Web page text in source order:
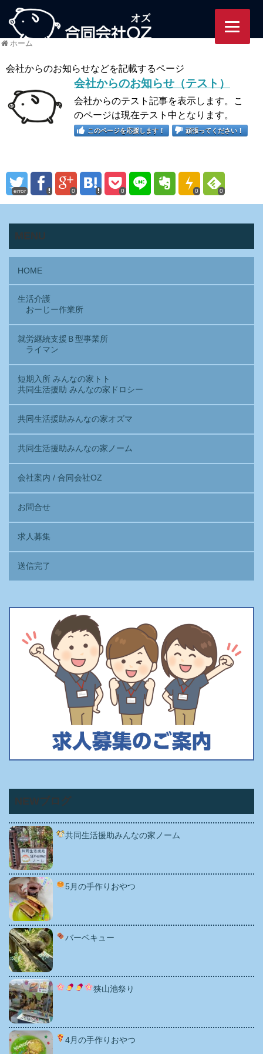
ホーム
会社からのお知らせなどを記載するページ
会社からのお知らせ（テスト）
会社からのテスト記事を表示します。こ
のページは現在テスト中となります。
このページを応援します！ 頑張ってください！
error 0 0 0 0
MENU
HOME
生活介護
おーじー作業所
就労継続支援Ｂ型事業所
ライマン
短期入所 みんなの家トト
共同生活援助 みんなの家ドロシー
共同生活援助みんなの家オズマ
共同生活援助みんなの家ノーム
会社案内 / 合同会社OZ
お問合せ
求人募集
送信完了
NEWブログ
共同生活援助みんなの家ノーム
5月の手作りおやつ
バーベキュー
狭山池祭り
4月の手作りおやつ
ozworlds.jp/wordpress-